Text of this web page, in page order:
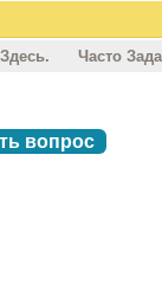
Часто
вопрос